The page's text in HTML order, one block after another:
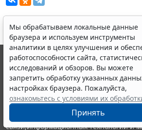
Мы обрабатываем локальные данные
браузера и используем инструменты
аналитики в целях улучшения и
работоспособности сайта,
исследований и обзоров. Вы можете
запретить обработку указанных
настройках браузера. Пожалуйста,
ознакомьтесь с условиями их
Принять
© ООО "НПП "ГАРАНТ-СЕРВИС", 2026.
выпускается с 1990 года. Компания
являются участниками Российской
информации ГАРАНТ.
Портал ГАРАНТ.РУ зарегистрирован в
издания Федеральной службой по
связи,информационных технологий и